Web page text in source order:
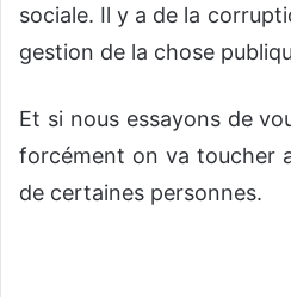
sociale. Il y a de la
gestion de la chose
Et si nous essayons de
forcément on va toucher
de certaines personnes.